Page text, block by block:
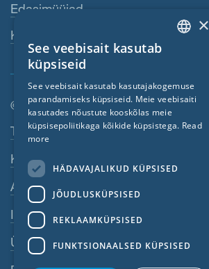
Edasimüüjad
Kontaktisik
© SIGA 2026
Jaluse navigeerimisriba
Töökohad
Kontakt
Andmekaitse põhimõtted
Impressum
ÜKT
FRENCH
CZECH
LATVIAN
POLISH
×
See veebisait kasutab
küpsiseid
See veebisait kasutab kasutajakogemuse
parandamiseks küpsiseid. Meie veebisaiti
kasutades nõustute kooskõlas meie
küpsisepoliitikaga kõikide küpsistega. Read
more
HÄDAVAJALIKUD KÜPSISED
JÕUDLUSKÜPSISED
REKLAAMKÜPSISED
FUNKTSIONAALSED KÜPSISED